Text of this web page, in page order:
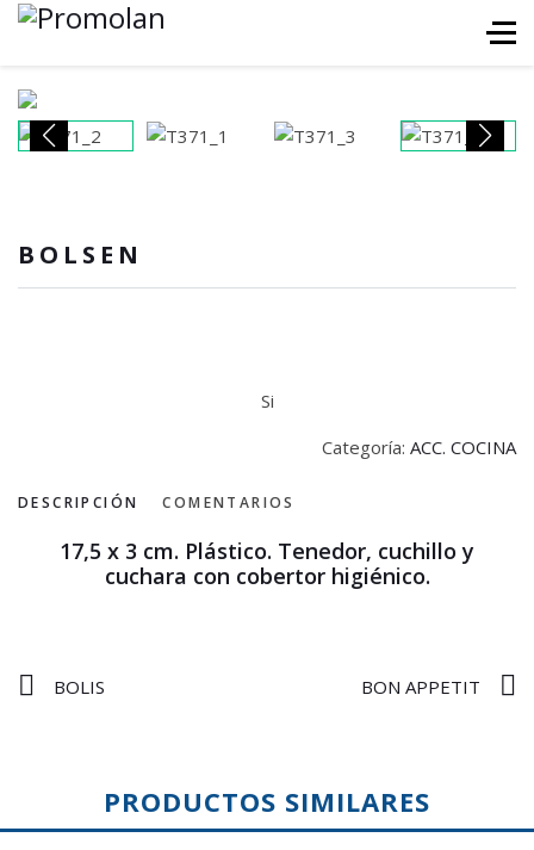
BOLSEN
Si
Categoría: ACC. COCINA
DESCRIPCIÓN COMENTARIOS
17,5 x 3 cm. Plástico. Tenedor, cuchillo y
cuchara con cobertor higiénico.
BOLIS BON APPETIT
PRODUCTOS SIMILARES